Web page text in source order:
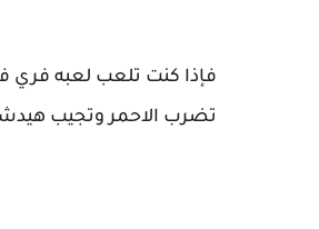
تضرب الاحمر وتجيب